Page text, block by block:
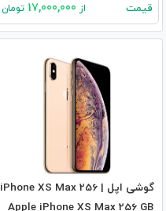
قیمت از تومان
گوشی اپل iPhone XS Max 256 |
Apple iPhone XS Max 256 GB